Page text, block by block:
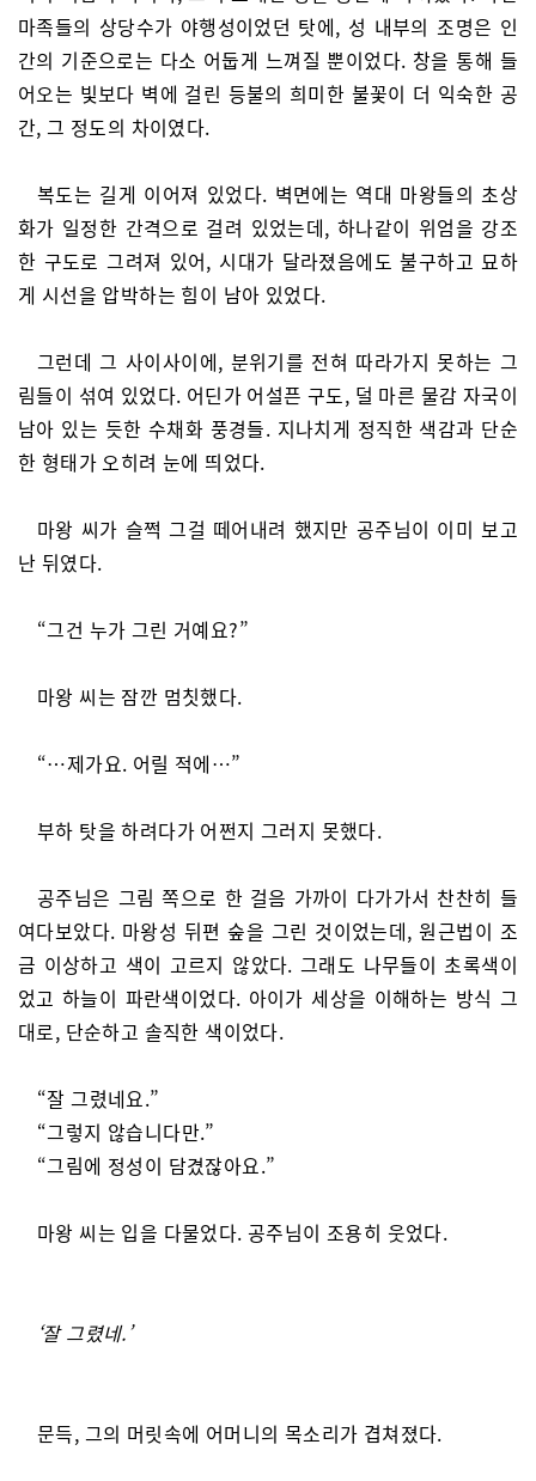
마족들의 상당수가 야행성이었던 탓에, 성 내부의 조명은 인
간의 기준으로는 다소 어둡게 느껴질 뿐이었다. 창을 통해 들
어오는 빛보다 벽에 걸린 등불의 희미한 불꽃이 더 익숙한 공
간, 그 정도의 차이였다.
복도는 길게 이어져 있었다. 벽면에는 역대 마왕들의 초상
화가 일정한 간격으로 걸려 있었는데, 하나같이 위엄을 강조
한 구도로 그려져 있어, 시대가 달라졌음에도 불구하고 묘하
게 시선을 압박하는 힘이 남아 있었다.
그런데 그 사이사이에, 분위기를 전혀 따라가지 못하는 그
림들이 섞여 있었다. 어딘가 어설픈 구도, 덜 마른 물감 자국이
남아 있는 듯한 수채화 풍경들. 지나치게 정직한 색감과 단순
한 형태가 오히려 눈에 띄었다.
마왕 씨가 슬쩍 그걸 떼어내려 했지만 공주님이 이미 보고
난 뒤였다.
“그건 누가 그린 거예요?”
마왕 씨는 잠깐 멈칫했다.
“…제가요. 어릴 적에…”
부하 탓을 하려다가 어쩐지 그러지 못했다.
공주님은 그림 쪽으로 한 걸음 가까이 다가가서 찬찬히 들
여다보았다. 마왕성 뒤편 숲을 그린 것이었는데, 원근법이 조
금 이상하고 색이 고르지 않았다. 그래도 나무들이 초록색이
었고 하늘이 파란색이었다. 아이가 세상을 이해하는 방식 그
대로, 단순하고 솔직한 색이었다.
“잘 그렸네요.”
“그렇지 않습니다만.”
“그림에 정성이 담겼잖아요.”
마왕 씨는 입을 다물었다. 공주님이 조용히 웃었다.
‘잘 그렸네.’
문득, 그의 머릿속에 어머니의 목소리가 겹쳐졌다.